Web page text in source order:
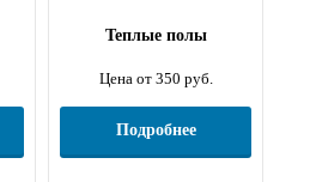
Теплые полы
Цена от 350 руб.
Подробнее